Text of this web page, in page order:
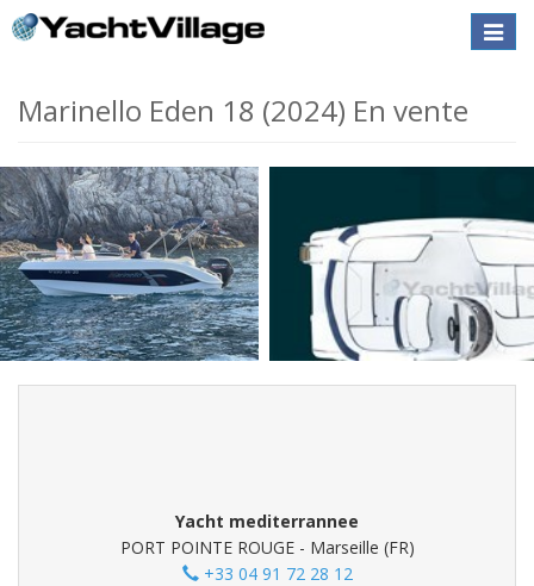
Toggle
Marinello Eden 18 (2024) En vente
Yacht mediterrannee
PORT POINTE ROUGE - Marseille (FR)
+33 04 91 72 28 12